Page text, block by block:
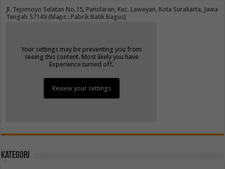
Jl. Tejomoyo Selatan No.15, Panularan, Kec. Laweyan, Kota Surakarta, Jawa
Tengah 57149 (Maps : Pabrik Batik Bagus)
Your settings may be preventing you from
seeing this content. Most likely you have
Experience turned off.
Review your settings
Kategori